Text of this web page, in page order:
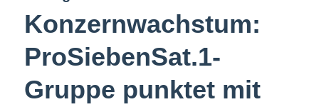
Konzernwachstum:
ProSiebenSat.1-
Gruppe punktet mit